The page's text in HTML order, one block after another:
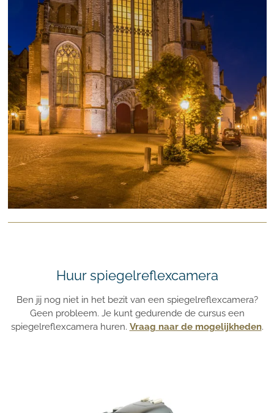
Huur spiegelreflexcamera
Ben jij nog niet in het bezit van een spiegelreflexcamera?
Geen probleem. Je kunt gedurende de cursus een
spiegelreflexcamera huren. Vraag naar de mogelijkheden.